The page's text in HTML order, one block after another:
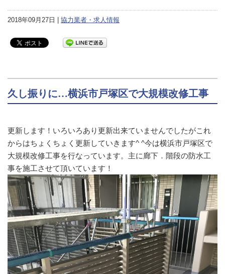
2018年09月27日 | 協力業者・求人情報
久し振りに…横浜市戸塚区で大規模改修工事
更新します！いろいろあり更新出来ていませんでしたがこれ
からはちょくちょく更新していきます^ ^今は横浜市戸塚区で
大規模改修工事を行なっています。主に廊下．階段の防水工
事を施工させて頂いています！